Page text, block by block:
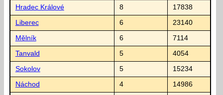
Hradec Králové 8 17838
Liberec 6 23140
Mělník 6 7114
Tanvald 5 4054
Sokolov 5 15234
Náchod 4 14986